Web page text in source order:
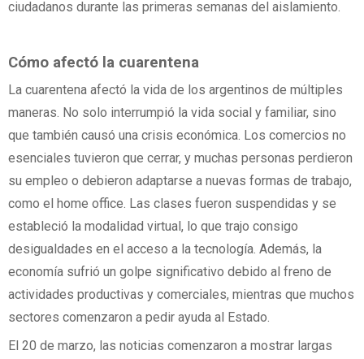
ciudadanos durante las primeras semanas del aislamiento.
Cómo afectó la cuarentena
La cuarentena afectó la vida de los argentinos de múltiples
maneras. No solo interrumpió la vida social y familiar, sino
que también causó una crisis económica. Los comercios no
esenciales tuvieron que cerrar, y muchas personas perdieron
su empleo o debieron adaptarse a nuevas formas de trabajo,
como el home office. Las clases fueron suspendidas y se
estableció la modalidad virtual, lo que trajo consigo
desigualdades en el acceso a la tecnología. Además, la
economía sufrió un golpe significativo debido al freno de
actividades productivas y comerciales, mientras que muchos
sectores comenzaron a pedir ayuda al Estado.
El 20 de marzo, las noticias comenzaron a mostrar largas